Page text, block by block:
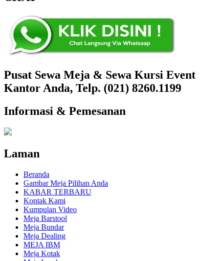
Pusat Sewa Meja & Sewa Kursi Event
Kantor Anda, Telp. (021) 8260.1199
Informasi & Pemesanan
Laman
Beranda
Gambar Meja Pilihan Anda
KABAR TERBARU
Kontak Kami
Kumpulan Video
Meja Barstool
Meja Bundar
Meja Dealing
MEJA IBM
Meja Kotak